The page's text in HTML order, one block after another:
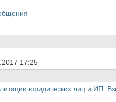
17:25